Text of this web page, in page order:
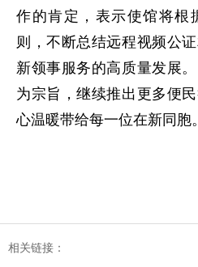
作的肯定，表示使馆将根
则，不断总结远程视频公
新领事服务的高质量发展
为宗旨，继续推出更多便
心温暖带给每一位在新同胞。
相关链接：